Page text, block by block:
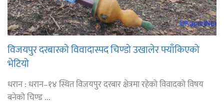
विजयपुर दरबारको विवादास्पद चिण्डो उखालेर फ्याँकिएको
भेटियो
धरान : धरान–१४ स्थित विजयपुर दरबार क्षेत्रमा रहेको विवादको विषय
बनेको चिण्ड ...